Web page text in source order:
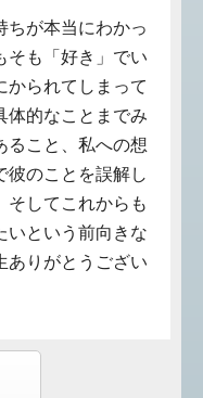
ちが本当にわかっ
そも「好き」でい
かられてしまって
体的なことまでみ
ること、私への想
彼のことを誤解し
そしてこれからも
いという前向きな
ありがとうござい